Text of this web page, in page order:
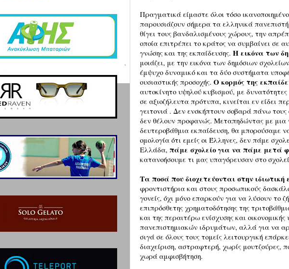
Πραγματικά είμαστε όλοι τόσο
παρουσιάζουν σήμερα τα ελληνικά
θίγει τους βανδαλισμένους χώρους, την
οποία επιτρέπει το κράτος να συμβαίνει σε
γνώσης και της εκπαίδευσης. Η εικόνα των
μοιάζει, με την εικόνα των δημόσιων
έμψυχο δυναμικό και τα δύο συστήματα
ουσιαστικής προσοχής. Ο κορμός της
αυτοκίνητο υψηλού κυβισμού, με
σε αξιοζήλευτα πρότυπα, κινείται εν είδει
γειτονιά . Δεν ενσκήπτουν σοβαρά πάνω τους
δεν θέλουν προφανώς. Μεταπηδώντας με μια
δευτεροβάθμια εκπαίδευση, θα μπορούσαμε
ομολογία ότι εμείς οι Έλληνες, δεν πάμε
Ελλάδα, πάμε σχολείο για να πάμε μετά
κατανοήσουμε τι μας υπαγόρευσαν στο
Τα ποσά που διοχετεύονται στην ιδιωτική
φροντιστήρια και στους προσωπικούς
γονείς, όχι μόνο επαρκούν για να λύσουν το
επιπρόσθετης χρηματοδότησης της
και της περαιτέρω ενίσχυσης και
πανεπιστημιακών ιδρυμάτων, αλλά για να
σιγά σε όλους τους τομείς λειτουργική
διαχείριση, αστραφτερή, χωρίς μουτζούρες,
χωρά αμφισβήτηση.